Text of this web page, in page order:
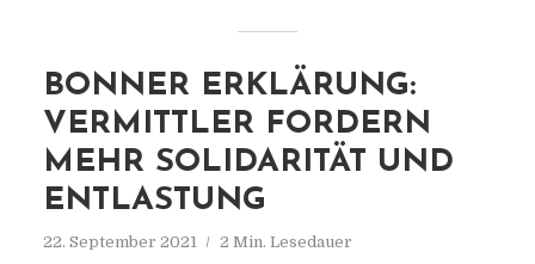
BONNER ERKLÄRUNG:
VERMITTLER FORDERN
MEHR SOLIDARITÄT UND
ENTLASTUNG
22. September 2021 2 Min. Lesedauer